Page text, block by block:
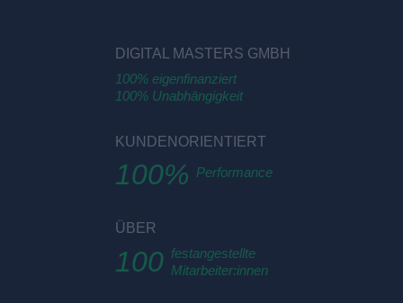
DIGITAL MASTERS GMBH
100% eigenfinanziert
100% Unabhängigkeit
KUNDENORIENTIERT
100% Performance
ÜBER
100 festangestellte
Mitarbeiter:innen